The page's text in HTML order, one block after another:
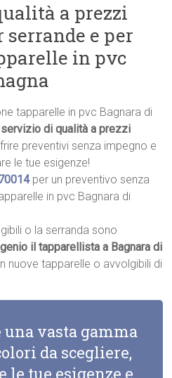
a prezzi
e per
in pvc
tapparelle in pvc Bagnara di
servizio di qualità a prezzi
preventivi senza impegno e
le tue esigenze!
per un preventivo senza
in pvc Bagnara di
o la serranda sono
il tapparellista a Bagnara di
nuove tapparelle o avvolgibili di
vasta gamma
da scegliere,
le tue esigenze e